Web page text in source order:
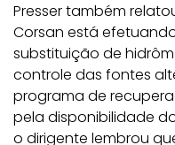
Presser também
Corsan está
substituição de
controle das fontes
programa de
pela disponibilidade
o dirigente lembrou